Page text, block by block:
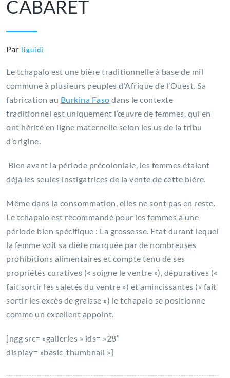
CABARET
Par liguidi
Le tchapalo est une bière traditionnelle à base de mil
commune à plusieurs peuples d’Afrique de l’Ouest. Sa
fabrication au Burkina Faso dans le contexte
traditionnel est uniquement l’œuvre de femmes, qui en
ont hérité en ligne maternelle selon les us de la tribu
d’origine.
Bien avant la période précoloniale, les femmes étaient
déjà les seules instigatrices de la vente de cette bière.
Même dans la consommation, elles ne sont pas en reste.
Le tchapalo est recommandé pour les femmes à une
période bien spécifique : La grossesse. Etat durant lequel
la femme voit sa diète marquée par de nombreuses
prohibitions alimentaires et compte tenu de ses
propriétés curatives (« soigne le ventre »), dépuratives («
fait sortir les saletés du ventre ») et amincissantes (« fait
sortir les excès de graisse ») le tchapalo se positionne
comme un excellent appoint.
[ngg src= »galleries » ids= »28″
display= »basic_thumbnail »]